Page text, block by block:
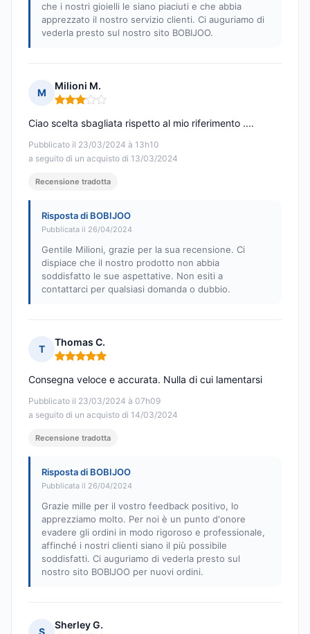
che i nostri gioielli le siano piaciuti e che abbia
apprezzato il nostro servizio clienti. Ci auguriamo di
vederla presto sul nostro sito BOBIJOO.
M
Milioni M.
Nota: 3 su 5
Pubblicato il 23/03/2024 à 13h10
a seguito di un acquisto di 13/03/2024
Ciao scelta sbagliata rispetto al mio riferimento ....
Recensione tradotta
Risposta di BOBIJOO
Pubblicata il 26/04/2024
Gentile Milioni, grazie per la sua recensione. Ci
dispiace che il nostro prodotto non abbia
soddisfatto le sue aspettative. Non esiti a
contattarci per qualsiasi domanda o dubbio.
T
Thomas C.
Nota: 5 su 5
Pubblicato il 23/03/2024 à 07h09
a seguito di un acquisto di 14/03/2024
Consegna veloce e accurata. Nulla di cui lamentarsi
Recensione tradotta
Risposta di BOBIJOO
Pubblicata il 26/04/2024
Grazie mille per il vostro feedback positivo, lo
apprezziamo molto. Per noi è un punto d'onore
evadere gli ordini in modo rigoroso e professionale,
affinché i nostri clienti siano il più possibile
soddisfatti. Ci auguriamo di vederla presto sul
nostro sito BOBIJOO per nuovi ordini.
Sherley G.